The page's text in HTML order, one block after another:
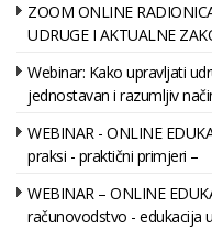
ZOOM ONLINE
UDRUGE I AKTUALNE
Webinar: Kako upravljati
jednostavan i razumljiv
WEBINAR - ONLINE
praksi - praktični primjeri –
WEBINAR – ONLINE
računovodstvo - edukacija